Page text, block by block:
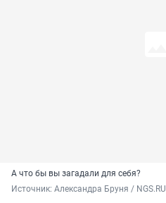
А что бы вы загадали для себя?
Источник: Александра Бруня / NGS.RU